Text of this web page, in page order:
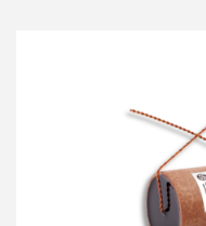
Magazyny
Archiwum